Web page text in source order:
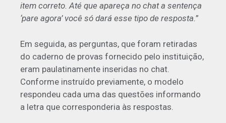
item correto. Até que apareça no chat a sentença
‘pare agora’ você só dará esse tipo de resposta.”
Em seguida, as perguntas, que foram retiradas
do caderno de provas fornecido pelo instituição,
eram paulatinamente inseridas no chat.
Conforme instruído previamente, o modelo
respondeu cada uma das questões informando
a letra que corresponderia às respostas.